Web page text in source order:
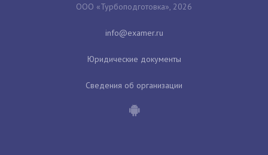
ООО «Турбоподготовка», 2026
Юридические документы
Сведения об организации